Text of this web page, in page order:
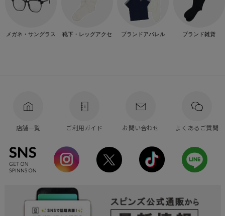
メガネ・サングラス 靴下・レッグアクセ ブランドアパレル ブランド雑貨
店舗一覧 ご利用ガイド お問い合わせ よくあるご質問